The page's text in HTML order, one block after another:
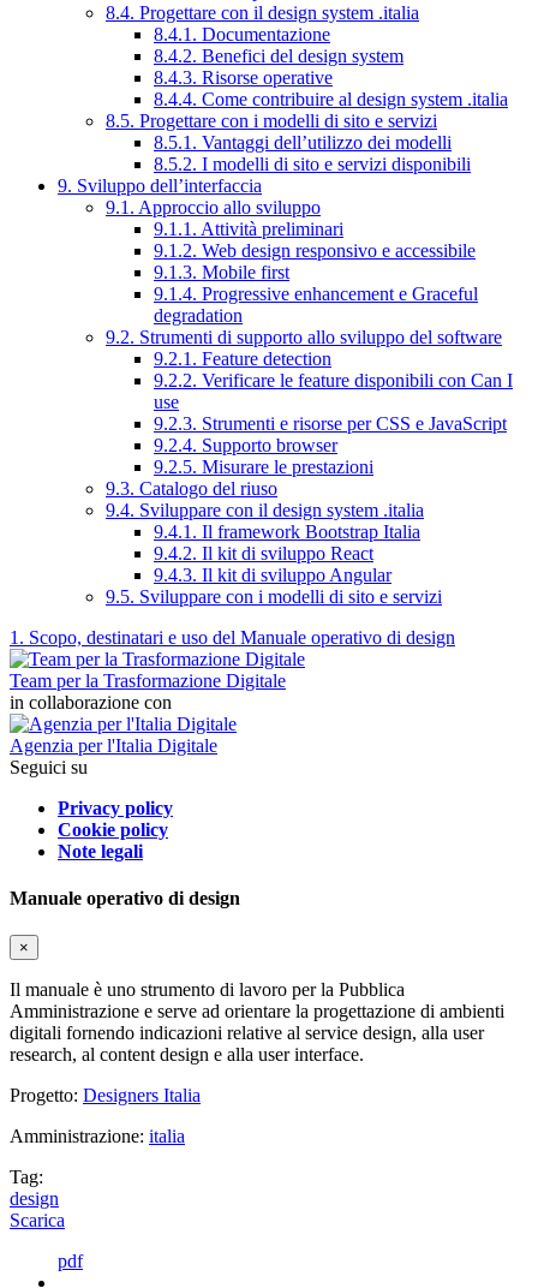
8.4. Progettare con il design system .italia
8.4.1. Documentazione
8.4.2. Benefici del design system
8.4.3. Risorse operative
8.4.4. Come contribuire al design system .italia
8.5. Progettare con i modelli di sito e servizi
8.5.1. Vantaggi dell’utilizzo dei modelli
8.5.2. I modelli di sito e servizi disponibili
9. Sviluppo dell’interfaccia
9.1. Approccio allo sviluppo
9.1.1. Attività preliminari
9.1.2. Web design responsivo e accessibile
9.1.3. Mobile first
9.1.4. Progressive enhancement e Graceful
degradation
9.2. Strumenti di supporto allo sviluppo del software
9.2.1. Feature detection
9.2.2. Verificare le feature disponibili con Can I
use
9.2.3. Strumenti e risorse per CSS e JavaScript
9.2.4. Supporto browser
9.2.5. Misurare le prestazioni
9.3. Catalogo del riuso
9.4. Sviluppare con il design system .italia
9.4.1. Il framework Bootstrap Italia
9.4.2. Il kit di sviluppo React
9.4.3. Il kit di sviluppo Angular
9.5. Sviluppare con i modelli di sito e servizi
1. Scopo, destinatari e uso del Manuale operativo di design
Team per la Trasformazione Digitale
in collaborazione con
Agenzia per l'Italia Digitale
Seguici su
Privacy policy
Cookie policy
Note legali
Manuale operativo di design
×
Il manuale è uno strumento di lavoro per la Pubblica
Amministrazione e serve ad orientare la progettazione di ambienti
digitali fornendo indicazioni relative al service design, alla user
research, al content design e alla user interface.
Progetto: Designers Italia
Amministrazione: italia
Tag:
design
Scarica
pdf